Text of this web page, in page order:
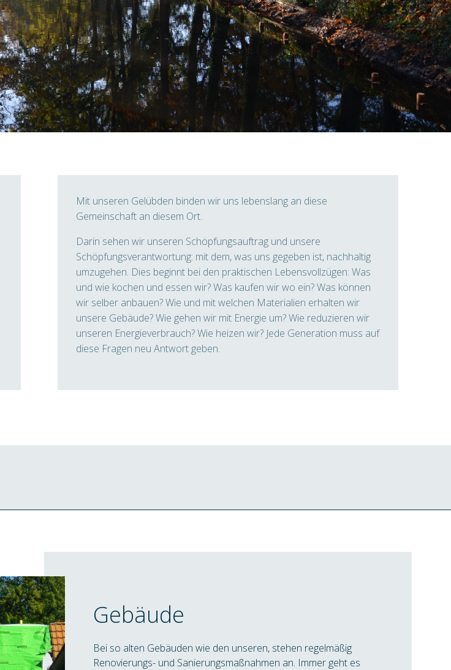
Mit unseren Gelübden binden wir uns lebenslang an diese
Gemeinschaft an diesem Ort.
Darin sehen wir unseren Schöpfungsauftrag und unsere
Schöpfungsverantwortung: mit dem, was uns gegeben ist, nachhaltig
umzugehen. Dies beginnt bei den praktischen Lebensvollzügen: Was
und wie kochen und essen wir? Was kaufen wir wo ein? Was können
wir selber anbauen? Wie und mit welchen Materialien erhalten wir
unsere Gebäude? Wie gehen wir mit Energie um? Wie reduzieren wir
unseren Energieverbrauch? Wie heizen wir? Jede Generation muss auf
diese Fragen neu Antwort geben.
Gebäude
Bei so alten Gebäuden wie den unseren, stehen regelmäßig
Renovierungs- und Sanierungsmaßnahmen an. Immer geht es